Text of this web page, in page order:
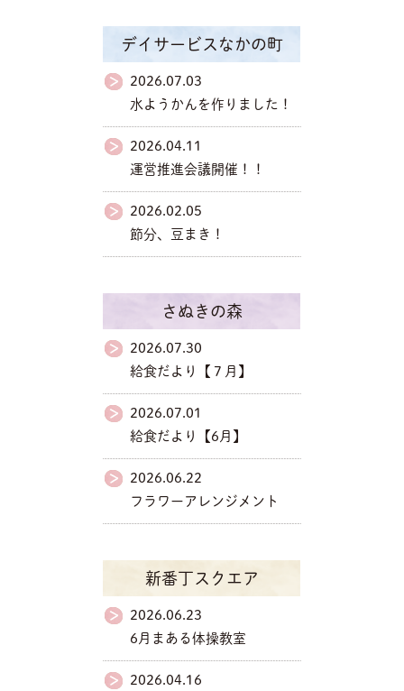
デイサービスなかの町
2026.07.03
水ようかんを作りました！
2026.04.11
運営推進会議開催！！
2026.02.05
節分、豆まき！
さぬきの森
2026.07.30
給食だより【７月】
2026.07.01
給食だより【6月】
2026.06.22
フラワーアレンジメント
新番丁スクエア
2026.06.23
6月まある体操教室
2026.04.16